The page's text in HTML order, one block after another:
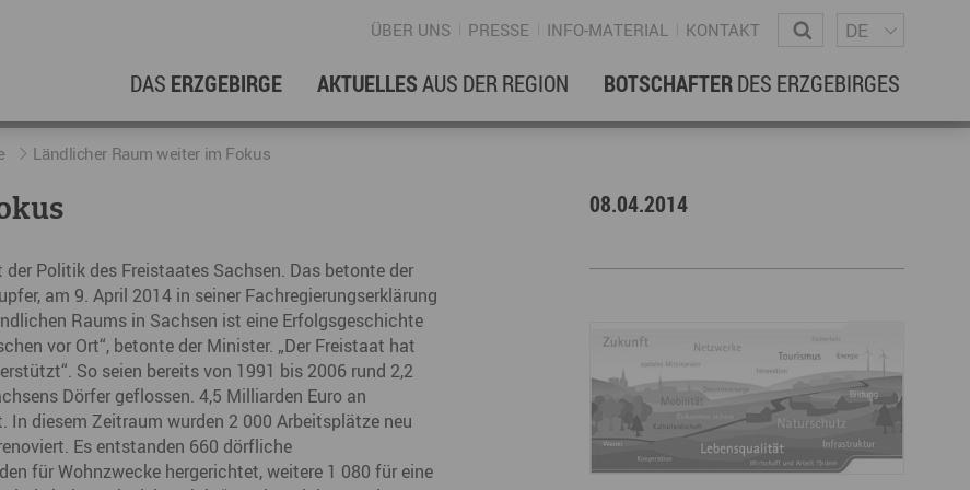
ÜBER UNS PRESSE INFO-MATERIAL KONTAKT Wonach suchen Sie?
DE
DAS ERZGEBIRGE
WIRTSCHAFTSREGION
Stellenangebote im Erzgebirge
Wirtschaftsstandort
Arbeiten im Erzgebirge
Coworking Spaces im Erzgebirge
DER FILM
Essen
Erzgebirgische Volkskunst
AKTUELLESAUS DER REGION
ERFOLGSGESCHICHTEN
hERZgeschichten
Unternehmensgeschichten
kurz ERZählt
BOTSCHAFTERDES ERZGEBIRGES
​Ländlicher Raum weiter im Fokus
Politik des Freistaates Sachsen. Das betonte der
am 9. April 2014 in seiner Fachregierungserklärung
Raums in Sachsen ist eine Erfolgsgeschichte
vor Ort“, betonte der Minister. „Der Freistaat hat
So seien bereits von 1991 bis 2006 rund 2,2
Dörfer geflossen. 4,5 Milliarden Euro an
diesem Zeitraum wurden 2 000 Arbeitsplätze neu
Es entstanden 660 dörfliche
für Wohnzwecke hergerichtet, weitere 1 080 für eine
08.04.2014